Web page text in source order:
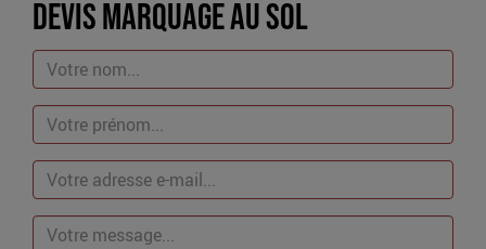
Devis marquage au sol
Votre
nom
*
Votre
prénom
*
Votre
adresse